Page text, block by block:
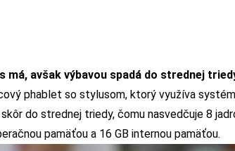
má, avšak výbavou spadá do strednej
phablet so stylusom, ktorý využíva
do strednej triedy, čomu nasvedčuje 8
pamäťou a 16 GB internou pamäťou.